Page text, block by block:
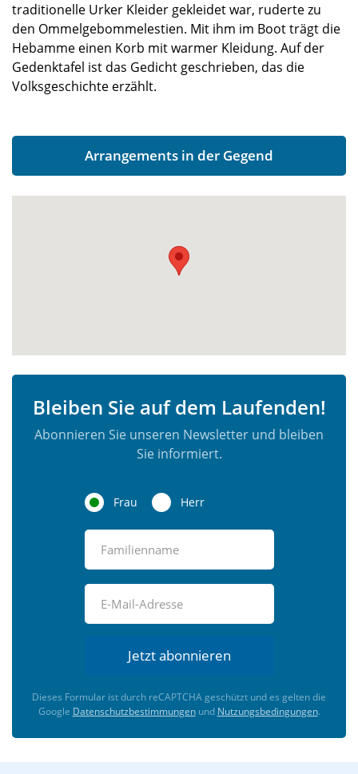
traditionelle Urker Kleider gekleidet war, ruderte zu
den Ommelgebommelestien. Mit ihm im Boot trägt die
Hebamme einen Korb mit warmer Kleidung. Auf der
Gedenktafel ist das Gedicht geschrieben, das die
Volksgeschichte erzählt.
Arrangements in der Gegend
Bleiben Sie auf dem Laufenden!
Abonnieren Sie unseren Newsletter und bleiben
Sie informiert.
Frau Herr
Jetzt abonnieren
Dieses Formular ist durch reCAPTCHA geschützt und es gelten die
Google Datenschutzbestimmungenund Nutzungsbedingungen.